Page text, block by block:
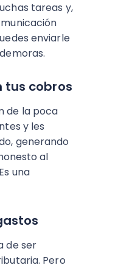
tareas y,
enviarle
tus cobros
de la poca
y les
generando
al
una
de ser
Pero